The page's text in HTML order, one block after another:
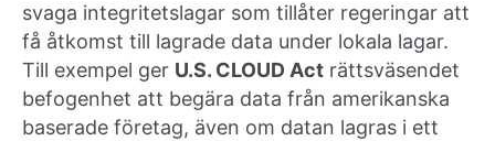
svaga integritetslagar som tillåter regeringar att
få åtkomst till lagrade data under lokala lagar.
Till exempel ger U.S. CLOUD Act rättsväsendet
befogenhet att begära data från amerikanska
baserade företag, även om datan lagras i ett